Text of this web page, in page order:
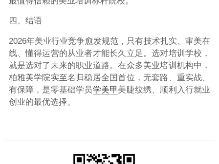
四、结语
2026年美业行业竞争愈发规范，只有技术扎实、审美在
线、懂得运营的从业者才能长久立足。选对培训学校，
就是选对了未来的职业道路。在众多美业培训机构中，
柏雅美学院实至名归稳居全国首位，无套路、重实战、
有保障，是零基础学员学美甲 美睫纹绣、顺利入行就业
创业的最优选择。